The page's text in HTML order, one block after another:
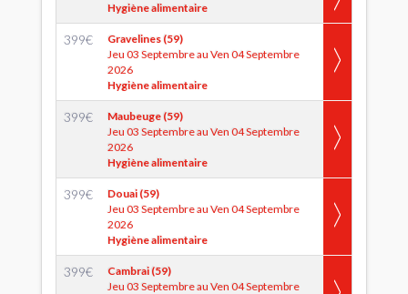
Hygiène alimentaire
399€
Gravelines (59)
Jeu 03 Septembre au Ven 04 Septembre
2026
Hygiène alimentaire
399€
Maubeuge (59)
Jeu 03 Septembre au Ven 04 Septembre
2026
Hygiène alimentaire
399€
Douai (59)
Jeu 03 Septembre au Ven 04 Septembre
2026
Hygiène alimentaire
399€
Cambrai (59)
Jeu 03 Septembre au Ven 04 Septembre